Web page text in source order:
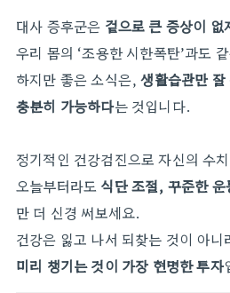
대사 증후군은 겉으로 큰 증상이 없
우리 몸의 ‘조용한 시한폭탄’과도
하지만 좋은 소식은,생활습관만
충분히 가능하다는 것입니다.
정기적인 건강검진으로 자신의 수
오늘부터라도 식단 조절, 꾸준한
만 더 신경 써보세요.
건강은 잃고 나서 되찾는 것이 아니
미리 챙기는 것이 가장 현명한 투자